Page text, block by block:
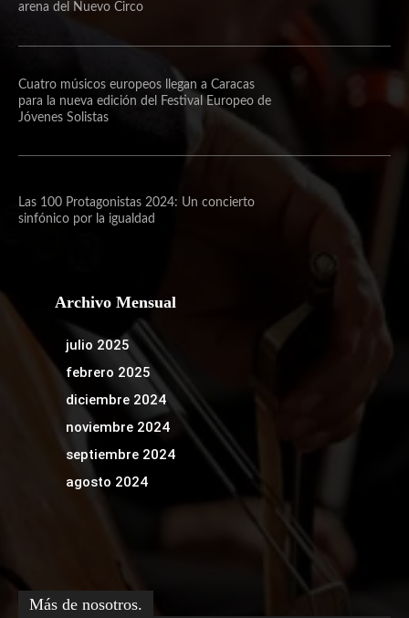
arena del Nuevo Circo
Cuatro músicos europeos llegan a Caracas
para la nueva edición del Festival Europeo de
Jóvenes Solistas
Las 100 Protagonistas 2024: Un concierto
sinfónico por la igualdad
Archivo Mensual
julio 2025
febrero 2025
diciembre 2024
noviembre 2024
septiembre 2024
agosto 2024
Más de nosotros.